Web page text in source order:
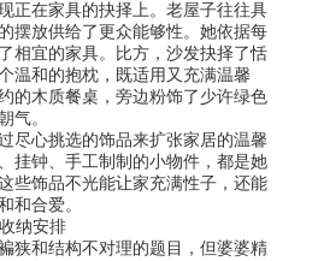
在家具的抉择上。老屋子往往具
摆放供给了更众能够性。她依据每
相宜的家具。比方，沙发抉择了恬
温和的抱枕，既适用又充满温馨
的木质餐桌，旁边粉饰了少许绿色
气。
心挑选的饰品来扩张家居的温馨
挂钟、手工制制的小物件，都是她
些饰品不光能让家充满性子，还能
和合爱。
纳安排
和结构不对理的题目，但婆婆精